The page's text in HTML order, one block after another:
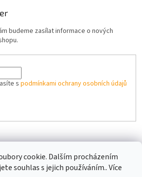
cookie. Dalším procházením
souhlas s jejich používáním.. Více
budeme zasílat informace o nových
s podmínkami ochrany osobních údajů